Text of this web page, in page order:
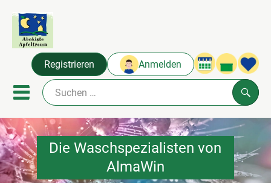
Registrieren Anmelden
Mobiles Menu öffnen oder
Abokisten
Angebot & Neues
Die Waschspezialisten von
AlmaWin